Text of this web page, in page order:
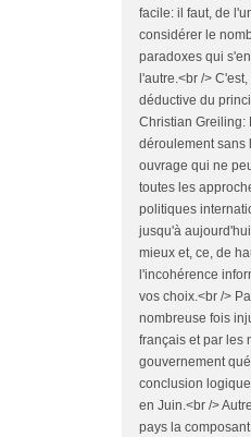
facile: il faut, de
considérer le
paradoxes qui
l'autre.<br />
déductive du
Christian Greiling:
déroulement sans
ouvrage qui ne
toutes les
politiques
jusqu'à
mieux et, ce, de
l'incohérence
vos choix.<br />
nombreuse fois
français et par les
gouvernement
conclusion
en Juin.<br />
pays la